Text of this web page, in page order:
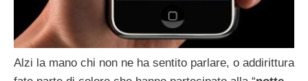
Alzi la mano chi non ne ha sentito parlare, o addirittura